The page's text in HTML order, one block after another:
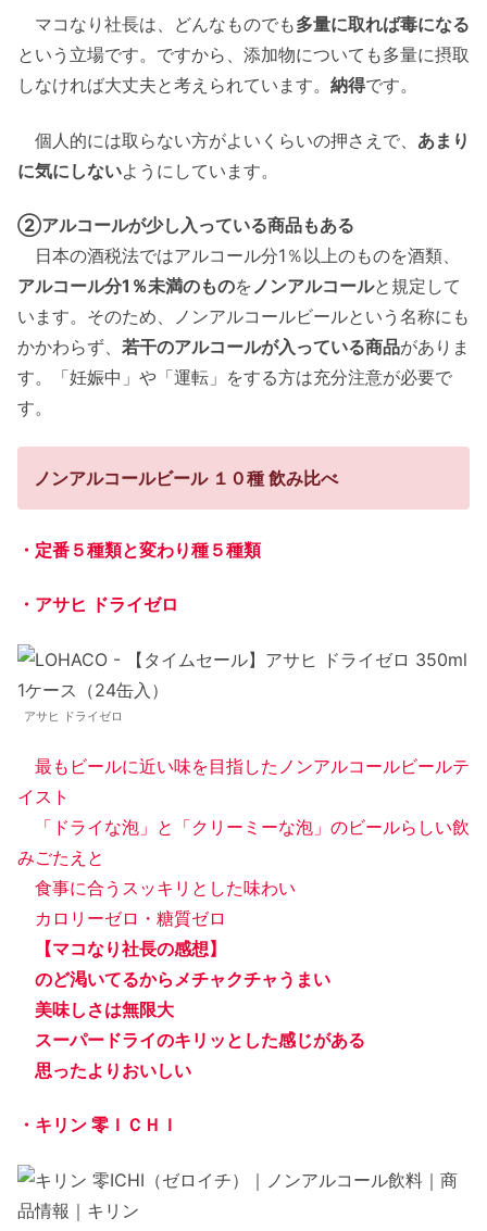
マコなり社長は、どんなものでも多量に取れば毒になる
という立場です。ですから、添加物についても多量に摂取
しなければ大丈夫と考えられています。 納得です。
個人的には取らない方がよいくらいの押さえで、 あまり
に気にしないようにしています。
②アルコールが少し入っている商品もある
日本の酒税法ではアルコール分1％以上のものを酒類、
アルコール分1％未満のものを ノンアルコールと規定して
います。そのため、ノンアルコールビールという名称にも
かかわらず、 若干のアルコールが入っている商品がありま
す。「妊娠中」や「運転」をする方は充分注意が必要で
す。
ノンアルコールビール １０種 飲み比べ
・定番５種類と変わり種５種類
・アサヒ ドライゼロ
アサヒ ドライゼロ
最もビールに近い味を目指したノンアルコールビールテ
イスト
「ドライな泡」と「クリーミーな泡」のビールらしい飲
みごたえと
食事に合うスッキリとした味わい
カロリーゼロ・糖質ゼロ
【マコなり社長の感想】
のど渇いてるからメチャクチャうまい
美味しさは無限大
スーパードライのキリッとした感じがある
思ったよりおいしい
・キリン 零ＩＣＨＩ